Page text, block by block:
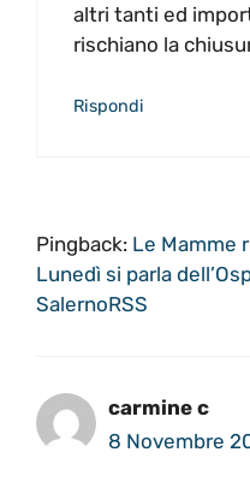
altri tanti ed
rischiano la
Rispondi
Pingback: Le Mamme
Lunedì si parla
SalernoRSS
carmine c
8 Novembre